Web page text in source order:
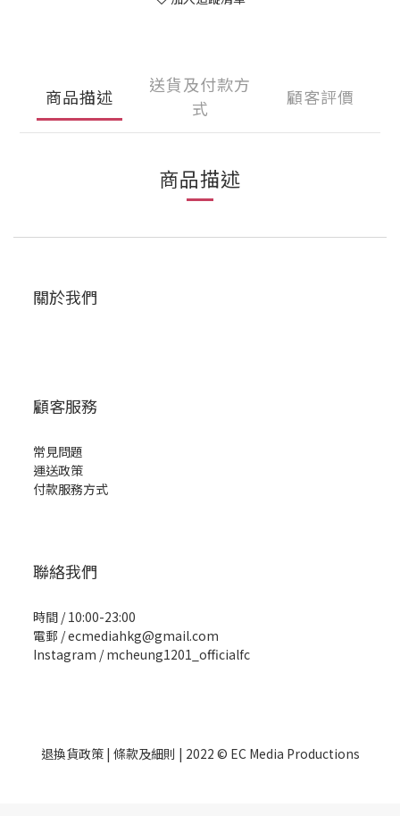
商品描述
送貨及付款方
式
顧客評價
商品描述
關於我們
顧客服務
常見問題
運送政策
付款服務方式
聯絡我們
時間 / 10:00-23:00
電郵 / ecmediahkg@gmail.com
Instagram / mcheung1201_officialfc
退換貨政策| 條款及細則 | 2022 © EC Media Productions